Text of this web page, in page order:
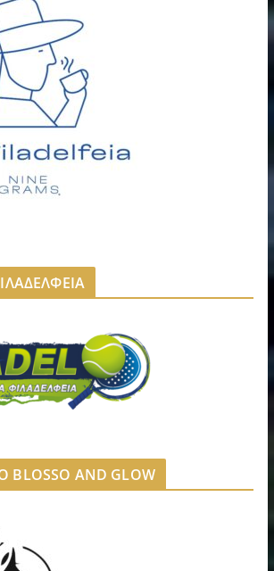
AND GLOW